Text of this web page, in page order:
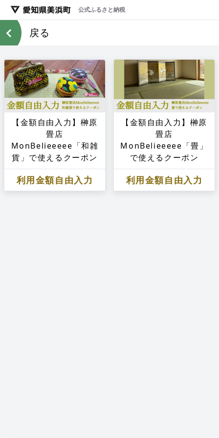
公式ふるさと納税
戻る
【金額自由入力】榊原
畳店
MonBelieeeee「和雑
貨」で使えるクーポン
利用金額自由入力
【金額自由入力】榊原
畳店
MonBelieeeee「畳」
で使えるクーポン
利用金額自由入力